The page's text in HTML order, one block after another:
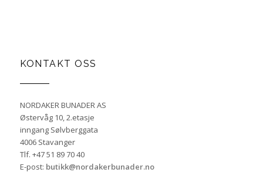
KONTAKT OSS
NORDAKER BUNADER AS
Østervåg 10, 2.etasje
inngang Sølvberggata
4006 Stavanger
Tlf. +47 51 89 70 40
E-post: butikk@nordakerbunader.no